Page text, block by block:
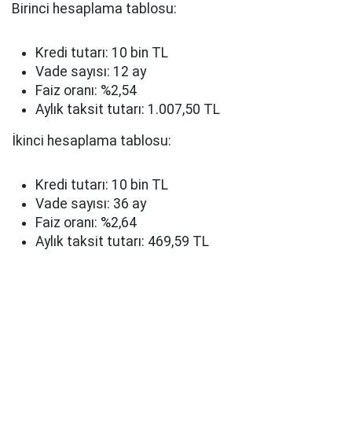
Birinci hesaplama tablosu:
Kredi tutarı: 10 bin TL
Vade sayısı: 12 ay
Faiz oranı: %2,54
Aylık taksit tutarı: 1.007,50 TL
İkinci hesaplama tablosu:
Kredi tutarı: 10 bin TL
Vade sayısı: 36 ay
Faiz oranı: %2,64
Aylık taksit tutarı: 469,59 TL